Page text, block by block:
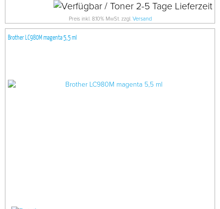
Preis inkl. 8.10% MwSt. zzgl. Versand
Brother LC980M magenta 5,5 ml